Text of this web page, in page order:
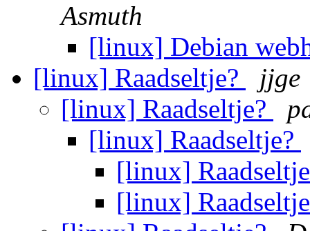
Asmuth
[linux] Debian
[linux] Raadseltje?
jjge
[linux] Raadseltje?
[linux] Raadseltje?
[linux]
[linux]